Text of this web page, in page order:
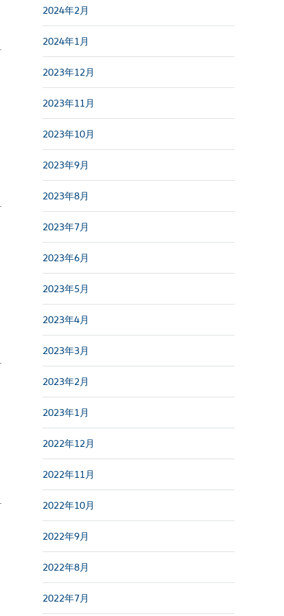
2024年2月
2024年1月
2023年12月
2023年11月
2023年10月
2023年9月
2023年8月
2023年7月
2023年6月
2023年5月
2023年4月
2023年3月
2023年2月
2023年1月
2022年12月
2022年11月
2022年10月
2022年9月
2022年8月
2022年7月